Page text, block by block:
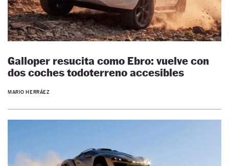
Galloper resucita como Ebro: vuelve con
dos coches todoterreno accesibles
MARIO HERRÁEZ